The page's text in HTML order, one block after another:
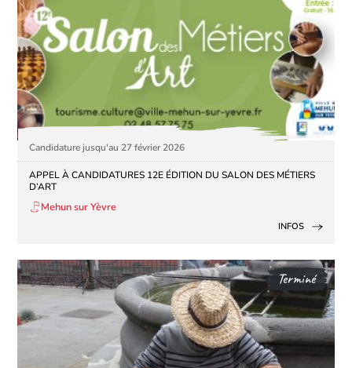
Candidature jusqu'au 27 février 2026
APPEL À CANDIDATURES 12E ÉDITION DU SALON DES MÉTIERS
D’ART
Mehun sur Yèvre
INFOS
Terminé